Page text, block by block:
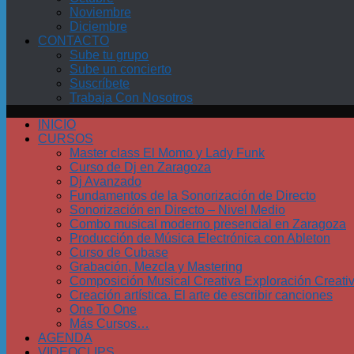
Noviembre
Diciembre
CONTACTO
Sube tu grupo
Sube un concierto
Suscríbete
Trabaja Con Nosotros
INICIO
CURSOS
Master class El Momo y Lady Funk
Curso de Dj en Zaragoza
Dj Avanzado
Fundamentos de la Sonorización de Directo
Sonorización en Directo – Nivel Medio
Combo musical moderno presencial en Zaragoza
Producción de Música Electrónica con Ableton
Curso de Cubase
Grabación, Mezcla y Mastering
Composición Musical Creativa Exploración
Creación artística. El arte de escribir canciones
One To One
Más Cursos…
AGENDA